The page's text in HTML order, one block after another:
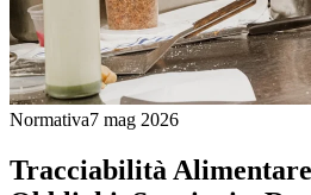
Normativa7 mag 2026
Tracciabilità